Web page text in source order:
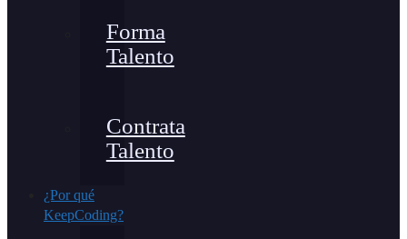
Forma
Talento
Contrata
Talento
¿Por qué
KeepCoding?